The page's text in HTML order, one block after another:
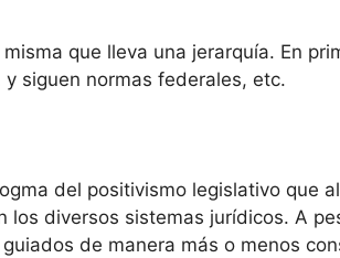
que lleva una jerarquía. En
siguen normas federales, etc.
del positivismo legislativo que
diversos sistemas jurídicos. A
de manera más o menos